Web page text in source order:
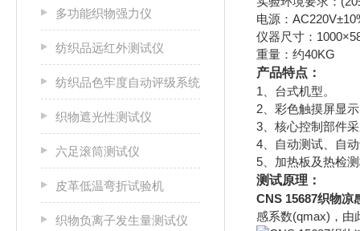
多功能织物强力仪
纺织品远红外测试仪
纺织品色牢度自动评级系统
织物遮光性测试仪
六足滚筒测试仪
皮革低温弯折试验机
织物负离子发生量测试仪
电源：
仪器尺寸：
重量：约40KG
产品特点：
1、台式机型。
2、彩色触摸屏显
3、核心控制部件
4、自动测试、自
5、加热板及热检
测试原理：
CNS 15687织物凉
感系数(qmax)，由